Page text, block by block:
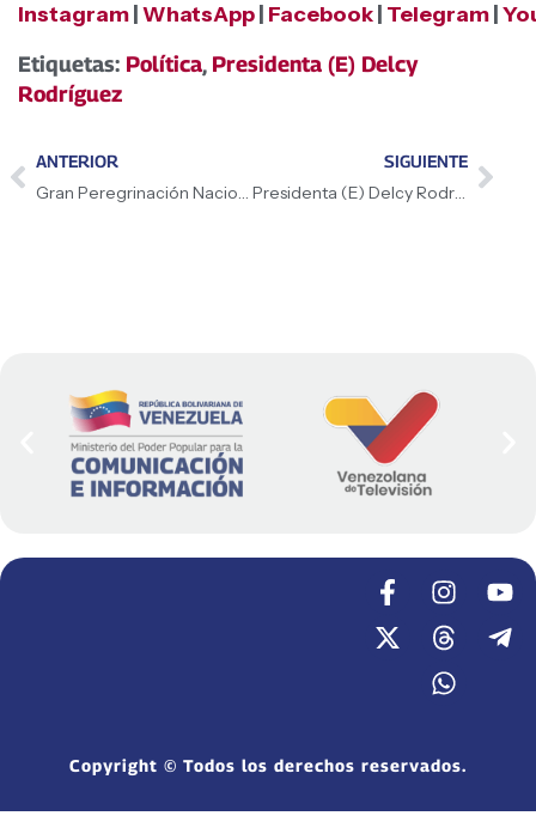
Instagram WhatsApp Facebook Telegram
Etiquetas: Política, Presidenta (E) Delcy
Rodríguez
ANTERIOR
Gran Peregrinación Nacional: Gobernador Arnaldo Sánchez destaca fortaleza productiva de Mérida
SIGUIENTE
Presidenta (E) Delcy Rodríguez y primera ministra de Barbados Mia Mottley dan declaraciones a los medios de comunicación
Copyright © Todos los derechos reservados.